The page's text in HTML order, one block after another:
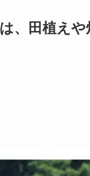
、田植え